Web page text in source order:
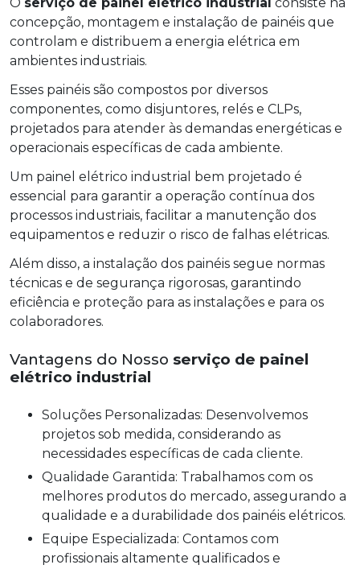
concepção, montagem e instalação de painéis que
controlam e distribuem a energia elétrica em
ambientes industriais.
Esses painéis são compostos por diversos
componentes, como disjuntores, relés e CLPs,
projetados para atender às demandas energéticas e
operacionais específicas de cada ambiente.
Um painel elétrico industrial bem projetado é
essencial para garantir a operação contínua dos
processos industriais, facilitar a manutenção dos
equipamentos e reduzir o risco de falhas elétricas.
Além disso, a instalação dos painéis segue normas
técnicas e de segurança rigorosas, garantindo
eficiência e proteção para as instalações e para os
colaboradores.
Vantagens do Nosso serviço de painel
elétrico industrial
Soluções Personalizadas: Desenvolvemos
projetos sob medida, considerando as
necessidades específicas de cada cliente.
Qualidade Garantida: Trabalhamos com os
melhores produtos do mercado, assegurando a
qualidade e a durabilidade dos painéis elétricos.
Equipe Especializada: Contamos com
profissionais altamente qualificados e